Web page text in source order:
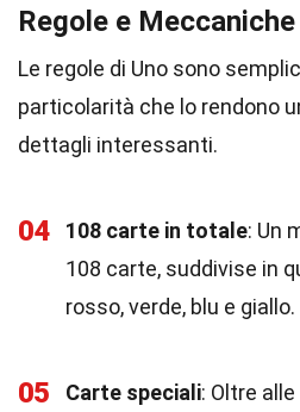
Regole e Meccaniche
Le regole di Uno sono
particolarità che lo rendono
dettagli interessanti.
04 108 carte in totale: Un
108 carte, suddivise in
rosso, verde, blu e giallo.
05 Carte speciali: Oltre